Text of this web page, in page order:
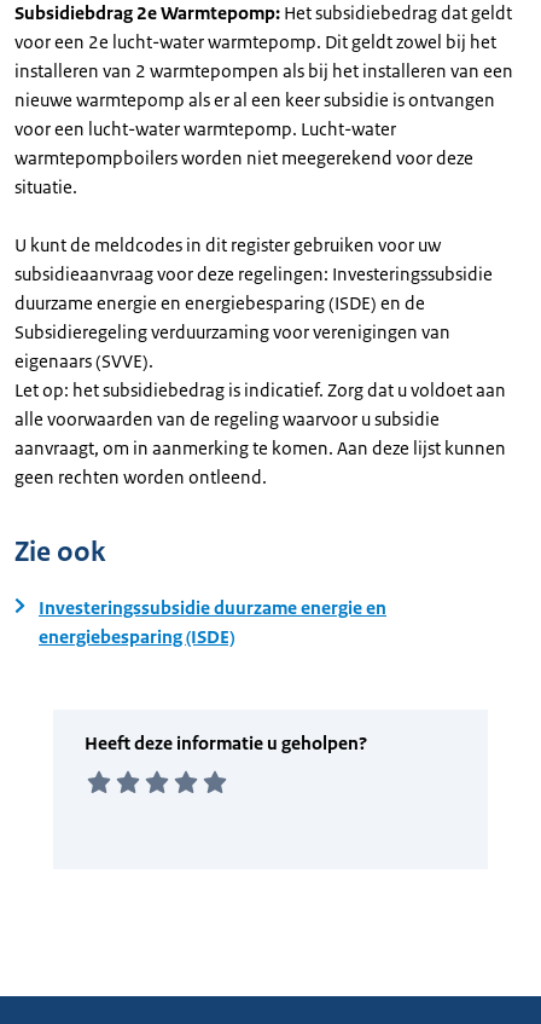
Subsidiebdrag 2e Warmtepomp: Het subsidiebedrag dat geldt
voor een 2e lucht-water warmtepomp. Dit geldt zowel bij het
installeren van 2 warmtepompen als bij het installeren van een
nieuwe warmtepomp als er al een keer subsidie is ontvangen
voor een lucht-water warmtepomp. Lucht-water
warmtepompboilers worden niet meegerekend voor deze
situatie.
U kunt de meldcodes in dit register gebruiken voor uw
subsidieaanvraag voor deze regelingen: Investeringssubsidie
duurzame energie en energiebesparing (ISDE) en de
Subsidieregeling verduurzaming voor verenigingen van
eigenaars (SVVE).
Let op: het subsidiebedrag is indicatief. Zorg dat u voldoet aan
alle voorwaarden van de regeling waarvoor u subsidie
aanvraagt, om in aanmerking te komen. Aan deze lijst kunnen
geen rechten worden ontleend.
Zie ook
Investeringssubsidie duurzame energie en
energiebesparing (ISDE)